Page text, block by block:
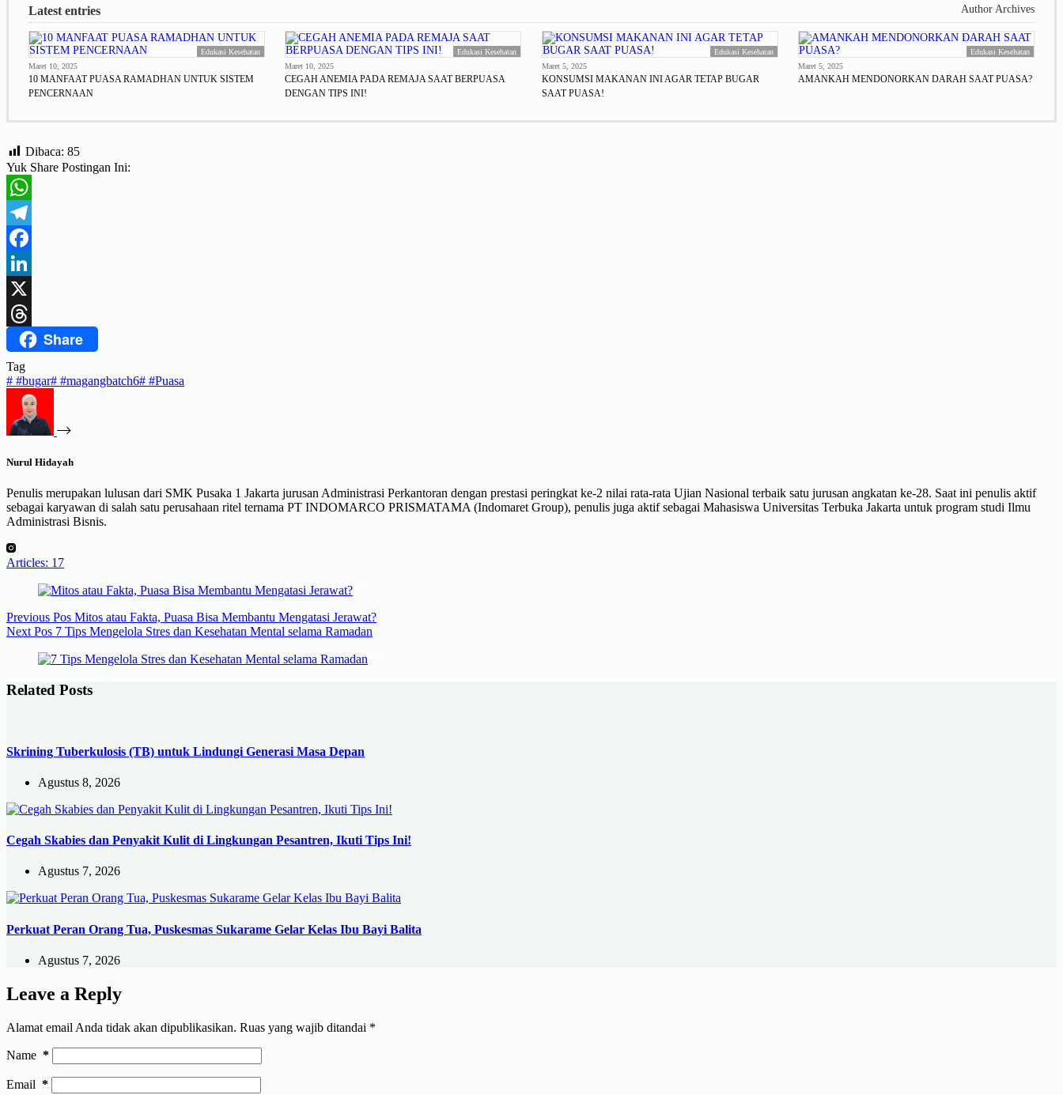
Latest entries Author Archives
Edukasi Kesehatan
Maret 10, 2025
10 MANFAAT PUASA RAMADHAN UNTUK SISTEM
PENCERNAAN
Edukasi Kesehatan
Maret 10, 2025
CEGAH ANEMIA PADA REMAJA SAAT BERPUASA
DENGAN TIPS INI!
Edukasi Kesehatan
Maret 5, 2025
KONSUMSI MAKANAN INI AGAR TETAP BUGAR
SAAT PUASA!
Edukasi Kesehatan
Maret 5, 2025
AMANKAH MENDONORKAN DARAH SAAT PUASA?
Dibaca: 85
Yuk Share Postingan Ini:
WhatsApp
Telegram
Facebook
LinkedIn
X
ThreadsShare
Tag
# #bugar# #magangbatch6# #Puasa
Nurul Hidayah
Penulis merupakan lulusan dari SMK Pusaka 1 Jakarta jurusan Administrasi Perkantoran dengan prestasi peringkat ke-2 nilai rata-rata Ujian Nasional terbaik satu jurusan angkatan ke-28. Saat ini penulis aktif
sebagai karyawan di salah satu perusahaan ritel ternama PT INDOMARCO PRISMATAMA (Indomaret Group), penulis juga aktif sebagai Mahasiswa Universitas Terbuka Jakarta untuk program studi Ilmu
Administrasi Bisnis.
Articles: 17
Previous Pos Mitos atau Fakta, Puasa Bisa Membantu Mengatasi Jerawat?
Next Pos 7 Tips Mengelola Stres dan Kesehatan Mental selama Ramadan
Related Posts
Skrining Tuberkulosis (TB) untuk Lindungi Generasi Masa Depan
Agustus 8, 2026
Cegah Skabies dan Penyakit Kulit di Lingkungan Pesantren, Ikuti Tips Ini!
Agustus 7, 2026
Perkuat Peran Orang Tua, Puskesmas Sukarame Gelar Kelas Ibu Bayi Balita
Agustus 7, 2026
Leave a Reply
Alamat email Anda tidak akan dipublikasikan. Ruas yang wajib ditandai *
Name *
Email *